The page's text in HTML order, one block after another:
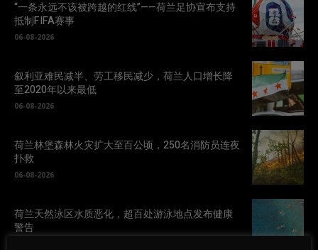
“一条永远不该被跨越的红线”——荷兰足协宣布支持
抵制FIFA赛事
06-08-2026
叙利亚难民减半、劳工移民减少，荷兰人口增长降
至2020年以来最低
06-08-2026
荷兰林堡森林火灾扩大至百公顷，250名消防员连夜
扑救
06-08-2026
荷兰天然泳区水质恶化，超百处游泳地点发布健康
警告